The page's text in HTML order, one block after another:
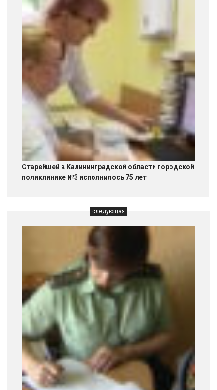
Старейшей в Калининградской области городской
поликлинике №3 исполнилось 75 лет
следующая